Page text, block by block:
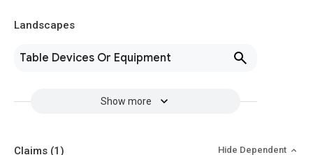
Landscapes
Table Devices Or Equipment
Show more
Claims (1) Hide Dependent